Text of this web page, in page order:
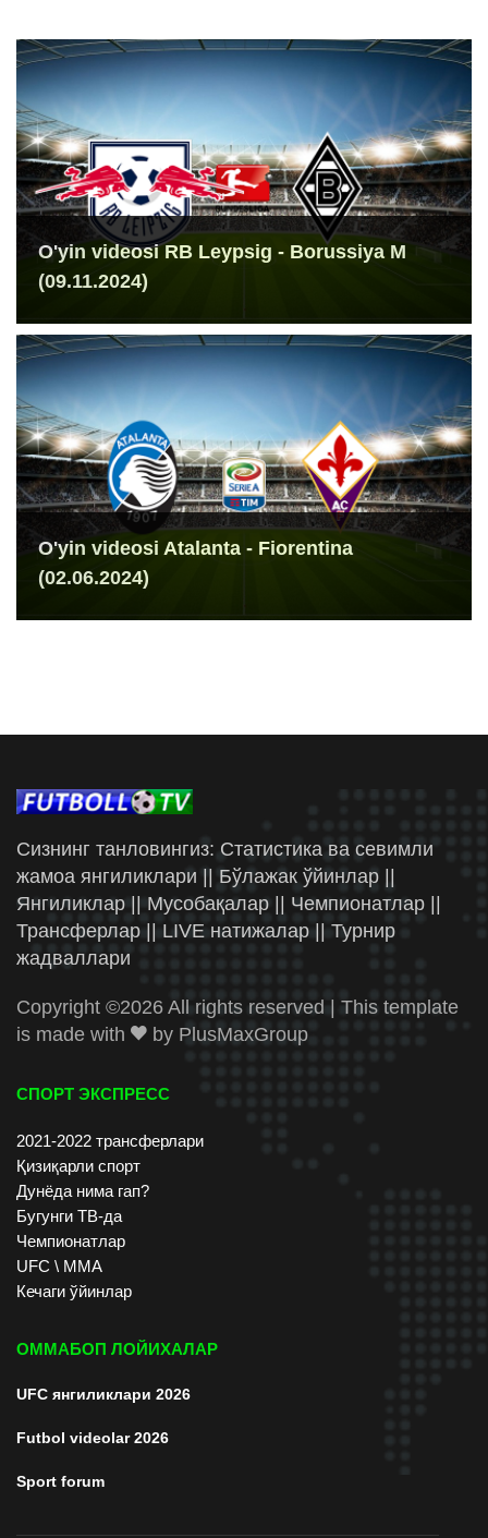
O'yin videosi RB Leypsig - Borussiya M
(09.11.2024)
O'yin videosi Atalanta - Fiorentina
(02.06.2024)
Сизнинг танловингиз: Статистика ва севимли
жамоа янгиликлари || Бўлажак ўйинлар ||
Янгиликлар || Мусобақалар || Чемпионатлар ||
Трансферлар || LIVE натижалар || Турнир
жадваллари
Copyright ©2026 All rights reserved | This template
is made with
by PlusMaxGroup
СПОРТ ЭКСПРЕСС
2021-2022 трансферлари
Қизиқарли спорт
Дунёда нима гап?
Бугунги ТВ-да
Чемпионатлар
UFC \ ММА
Кечаги ўйинлар
ОММАБОП ЛОЙИХАЛАР
UFC янгиликлари 2026
Futbol videolar 2026
Sport forum